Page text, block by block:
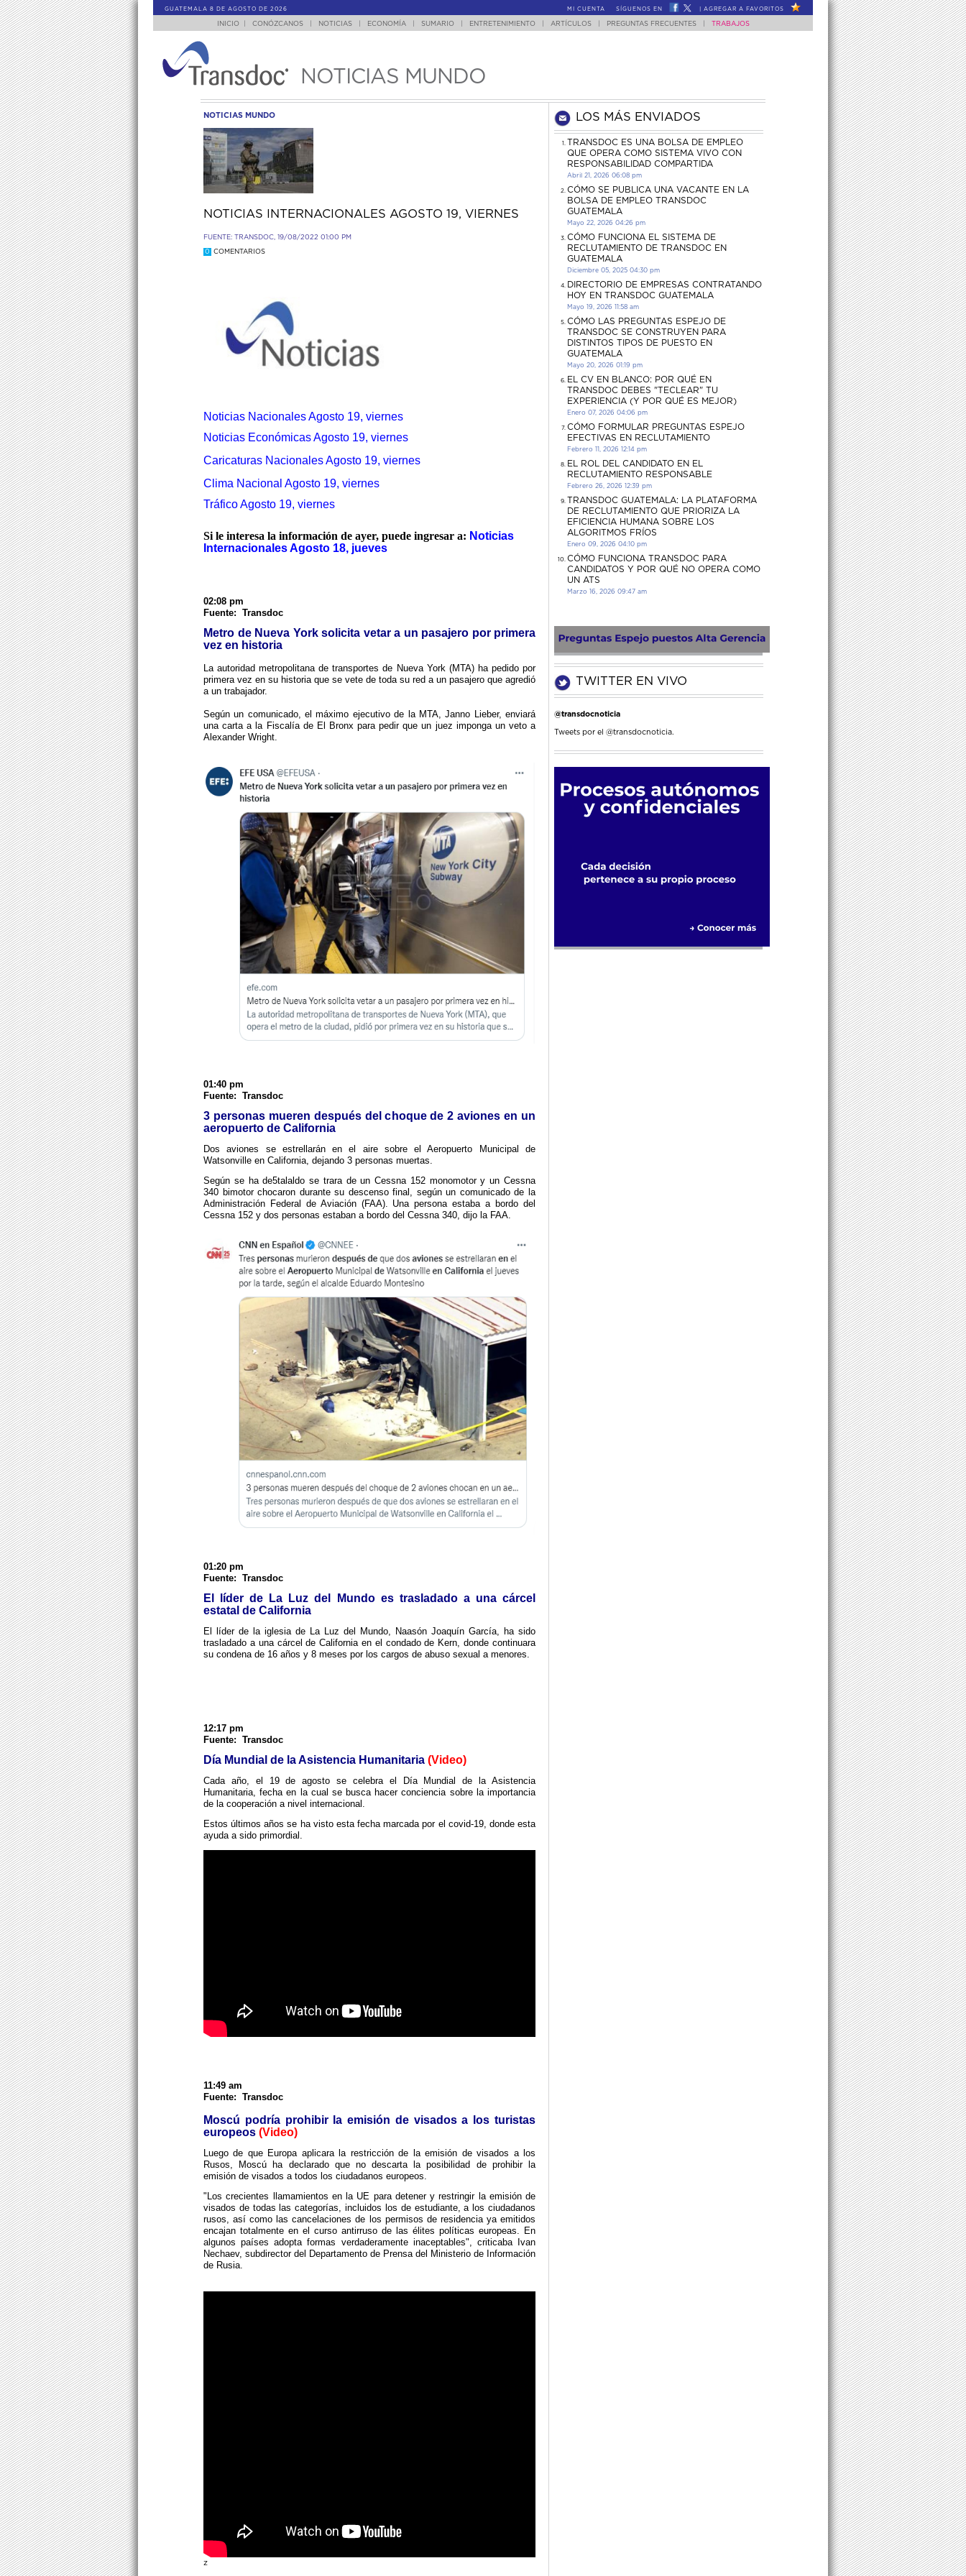
GUATEMALA 8 DE AGOSTO DE 2026 MI CUENTA SÍGUENOS EN AGREGAR A FAVORITOS
INICIO CONÓZCANOS NOTICIAS ECONOMÍA SUMARIO ENTRETENIMIENTO ARTÍCULOS PREGUNTAS FRECUENTES TRABAJOS
NOTICIAS MUNDO
NOTICIAS MUNDO
NOTICIAS INTERNACIONALES AGOSTO 19, VIERNES
FUENTE: TRANSDOC, 19/08/2022 01:00 PM
0 COMENTARIOS
Noticias Nacionales Agosto 19, viernes
Noticias Económicas Agosto 19, viernes
Caricaturas Nacionales Agosto 19, viernes
Clima Nacional Agosto 19, viernes
Tráfico Agosto 19, viernes
Si le interesa la información de ayer, puede ingresar a: Noticias
Internacionales Agosto 18, jueves
02:08 pm
Fuente: Transdoc
Metro de Nueva York solicita vetar a un pasajero por primera
vez en historia
La autoridad metropolitana de transportes de Nueva York (MTA) ha pedido por
primera vez en su historia que se vete de toda su red a un pasajero que agredió
a un trabajador.
Según un comunicado, el máximo ejecutivo de la MTA, Janno Lieber, enviará
una carta a la Fiscalía de El Bronx para pedir que un juez imponga un veto a
Alexander Wright.
01:40 pm
Fuente: Transdoc
3 personas mueren después del choque de 2 aviones en un
aeropuerto de California
Dos aviones se estrellarán en el aire sobre el Aeropuerto Municipal de
Watsonville en California, dejando 3 personas muertas.
Según se ha de5talaldo se trara de un Cessna 152 monomotor y un Cessna
340 bimotor chocaron durante su descenso final, según un comunicado de la
Administración Federal de Aviación (FAA). Una persona estaba a bordo del
Cessna 152 y dos personas estaban a bordo del Cessna 340, dijo la FAA.
01:20 pm
Fuente: Transdoc
El líder de La Luz del Mundo es trasladado a una cárcel
estatal de California
El líder de la iglesia de La Luz del Mundo, Naasón Joaquín García, ha sido
trasladado a una cárcel de California en el condado de Kern, donde continuara
su condena de 16 años y 8 meses por los cargos de abuso sexual a menores.
12:17 pm
Fuente: Transdoc
Día Mundial de la Asistencia Humanitaria (Video)
Cada año, el 19 de agosto se celebra el Día Mundial de la Asistencia
Humanitaria, fecha en la cual se busca hacer conciencia sobre la importancia
de la cooperación a nivel internacional.
Estos últimos años se ha visto esta fecha marcada por el covid-19, donde esta
ayuda a sido primordial.
11:49 am
Fuente: Transdoc
Moscú podría prohibir la emisión de visados a los turistas
europeos (Video)
Luego de que Europa aplicara la restricción de la emisión de visados a los
Rusos, Moscú ha declarado que no descarta la posibilidad de prohibir la
emisión de visados a todos los ciudadanos europeos.
"Los crecientes llamamientos en la UE para detener y restringir la emisión de
visados de todas las categorías, incluidos los de estudiante, a los ciudadanos
rusos, así como las cancelaciones de los permisos de residencia ya emitidos
encajan totalmente en el curso antirruso de las élites políticas europeas. En
algunos países adopta formas verdaderamente inaceptables", criticaba Ivan
Nechaev, subdirector del Departamento de Prensa del Ministerio de Información
de Rusia.
z
LOS MÁS ENVIADOS
TRANSDOC ES UNA BOLSA DE EMPLEO
QUE OPERA COMO SISTEMA VIVO CON
RESPONSABILIDAD COMPARTIDA
Abril 21, 2026 06:08 pm
CÓMO SE PUBLICA UNA VACANTE EN LA
BOLSA DE EMPLEO TRANSDOC
GUATEMALA
Mayo 22, 2026 04:26 pm
CÓMO FUNCIONA EL SISTEMA DE
RECLUTAMIENTO DE TRANSDOC EN
GUATEMALA
Diciembre 05, 2025 04:30 pm
DIRECTORIO DE EMPRESAS CONTRATANDO
HOY EN TRANSDOC GUATEMALA
Mayo 19, 2026 11:58 am
CÓMO LAS PREGUNTAS ESPEJO DE
TRANSDOC SE CONSTRUYEN PARA
DISTINTOS TIPOS DE PUESTO EN
GUATEMALA
Mayo 20, 2026 01:19 pm
EL CV EN BLANCO: POR QUÉ EN
TRANSDOC DEBES "TECLEAR" TU
EXPERIENCIA (Y POR QUÉ ES MEJOR)
Enero 07, 2026 04:06 pm
CÓMO FORMULAR PREGUNTAS ESPEJO
EFECTIVAS EN RECLUTAMIENTO
Febrero 11, 2026 12:14 pm
EL ROL DEL CANDIDATO EN EL
RECLUTAMIENTO RESPONSABLE
Febrero 26, 2026 12:39 pm
TRANSDOC GUATEMALA: LA PLATAFORMA
DE RECLUTAMIENTO QUE PRIORIZA LA
EFICIENCIA HUMANA SOBRE LOS
ALGORITMOS FRÍOS
Enero 09, 2026 04:10 pm
CÓMO FUNCIONA TRANSDOC PARA
CANDIDATOS Y POR QUÉ NO OPERA COMO
UN ATS
Marzo 16, 2026 09:47 am
TWITTER EN VIVO
@transdocnoticia
Tweets por el @transdocnoticia.